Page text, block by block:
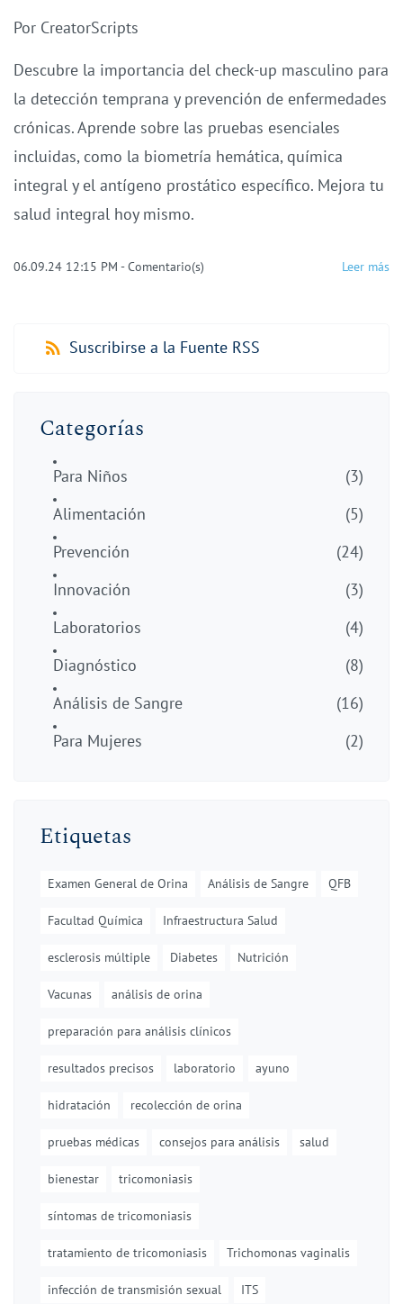
Por CreatorScripts
Descubre la importancia del check-up masculino para
la detección temprana y prevención de enfermedades
crónicas. Aprende sobre las pruebas esenciales
incluidas, como la biometría hemática, química
integral y el antígeno prostático específico. Mejora tu
salud integral hoy mismo.
06.09.24 12:15 PM -Comentario(s) Leer más
Suscribirse a la Fuente RSS
Categorías
Para Niños
(3)
Alimentación
(5)
Prevención
(24)
Innovación
(3)
Laboratorios
(4)
Diagnóstico
(8)
Análisis de Sangre
(16)
Para Mujeres
(2)
Etiquetas
Examen General de Orina Análisis de Sangre QFB
Facultad Química Infraestructura Salud
esclerosis múltiple Diabetes Nutrición
Vacunas análisis de orina
preparación para análisis clínicos
resultados precisos laboratorio ayuno
hidratación recolección de orina
pruebas médicas consejos para análisis salud
bienestar tricomoniasis
síntomas de tricomoniasis
tratamiento de tricomoniasis Trichomonas vaginalis
infección de transmisión sexual ITS